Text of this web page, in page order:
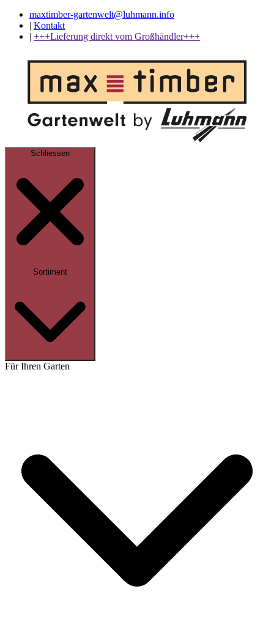
maxtimber-gartenwelt@luhmann.info
| Kontakt
| +++Lieferung direkt vom Großhändler+++
Schliessen
Sortiment
Für Ihren Garten